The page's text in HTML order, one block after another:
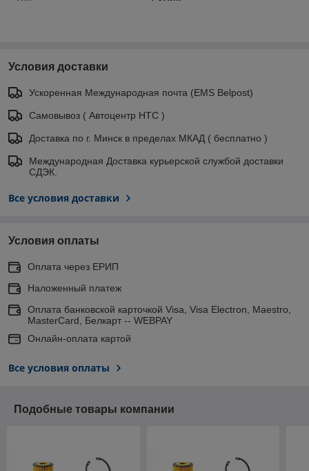
Условия доставки
Ускоренная Международная почта (EMS Belpost)
Самовывоз ( Автоцентр НТС )
Доставка по г. Минск в пределах МКАД ( бесплатно )
Международная Доставка курьерской службой доставки
СДЭК.
Все условия доставки
Условия оплаты
Оплата через ЕРИП
Наложенный платеж
Оплата банковской карточкой Visa, Visa Electron, Maestro,
MasterCard, Белкарт -- WEBPAY
Онлайн-оплата картой
Все условия оплаты
Подобные товары компании